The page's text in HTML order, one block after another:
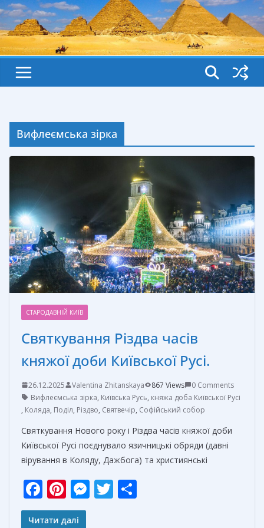
Вифлеємська зірка
СТАРОДАВНІЙ КИЇВ
Святкування Різдва часів
княжої доби Київської Русі.
26.12.2025 Valentina Zhitanskaya 867 Views
0 Comments
Вифлеємська зірка, Київська Русь, княжа доба Київської Русі
, Коляда, Поділ, Різдво, Святвечір, Софійський собор
Святкування Нового року і Різдва часів княжої доби
Київської Русі поєднувало язичницькі обряди (давні
вірування в Коляду, Дажбога) та християнські
F
ac
Pi
nt
M T
Читати далі